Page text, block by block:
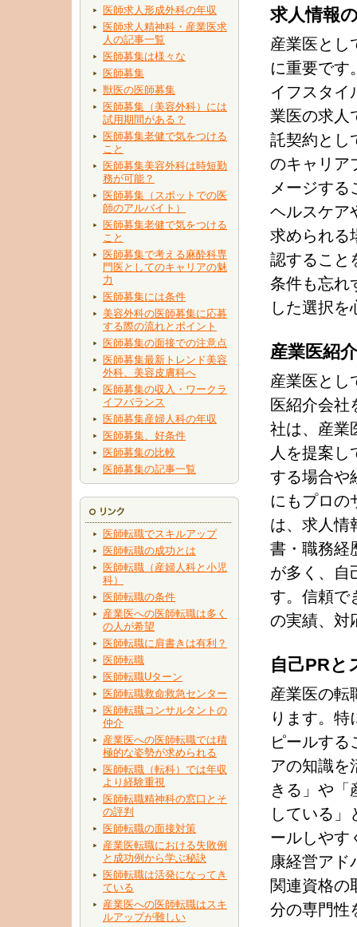
医師求人形成外科の年収
医師求人精神科・産業医求
人の記事一覧
医師募集は様々な
医師募集
獣医の医師募集
医師募集（美容外科）には
試用期間がある？
医師募集老健で気をつける
こと
医師募集美容外科は時短勤
務が可能？
医師募集（スポットでの医
師のアルバイト）
医師募集老健で気をつける
こと
医師募集で考える麻酔科専
門医としてのキャリアの魅
力
医師募集には条件
美容外科の医師募集に応募
する際の流れとポイント
医師募集の面接での注意点
医師募集最新トレンド美容
外科、美容皮膚科へ
医師募集の収入・ワークラ
イフバランス
医師募集産婦人科の年収
医師募集、好条件
医師募集の比較
医師募集の記事一覧
医師転職でスキルアップ
医師転職の成功とは
医師転職（産婦人科と小児
科）
医師転職の条件
産業医への医師転職は多く
の人が希望
医師転職に肩書きは有利？
医師転職
医師転職Uターン
医師転職救命救急センター
医師転職コンサルタントの
仲介
産業医への医師転職では積
極的な姿勢が求められる
医師転職（転科）では年収
より経験重視
医師転職精神科の窓口とそ
の評判
医師転職の面接対策
産業医転職における失敗例
と成功例から学ぶ秘訣
医師転職は活発になってき
ている
産業医への医師転職はスキ
ルアップが難しい
求人情報
産業医とし
に重要です
イフスタイ
業医の求人
託契約とし
のキャリア
メージす
ヘルスケア
求められる
認すること
条件も忘れ
した選択を
産業医紹
産業医とし
医紹介会社
社は、産業
人を提案
する場合や
にもプロの
は、求人情
書・職務経
が多く、自
す。信頼で
の実績、対
自己PRと
産業医の転
ります。
ピールする
アの知識を
きる」や「
している
ールしやす
康経営アド
関連資格の
分の専門性